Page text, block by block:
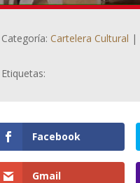
Categoría: Cartelera Cultural |
Etiquetas:
Facebook
Gmail